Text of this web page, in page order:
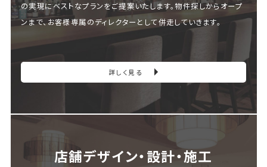
の実現にベストなプランをご提案いたします。物件探しからオープ
ンまで、お客様専属のディレクターとして併走していきます。
詳しく見る
店舗デザイン・設計・施⼯